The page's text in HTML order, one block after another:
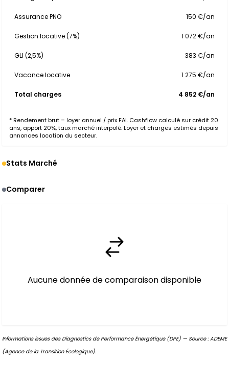
Assurance PNO 150 €/an
Gestion locative (7%) 1 072 €/an
GLI (2,5%) 383 €/an
Vacance locative 1 275 €/an
Total charges 4 852 €/an
* Rendement brut = loyer annuel / prix FAI. Cashflow calculé sur crédit 20
ans, apport 20%, taux marché interpolé. Loyer et charges estimés depuis
annonces location du secteur.
Stats Marché
Comparer
Aucune donnée de comparaison disponible
Informations issues des Diagnostics de Performance Énergétique (DPE) — Source : ADEME
(Agence de la Transition Écologique).